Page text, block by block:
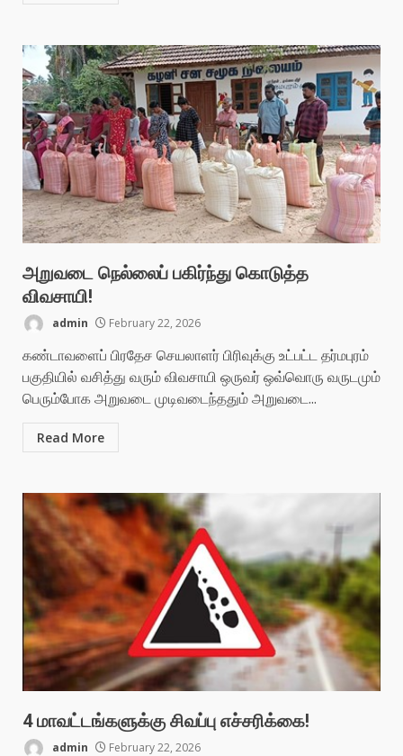
அறுவடை நெல்லைப் பகிர்ந்து கொடுத்த
விவசாயி!
admin February 22, 2026
கண்டாவளைப் பிரதேச செயலாளர் பிரிவுக்கு உட்பட்ட தர்மபுரம்
பகுதியில் வசித்து வரும் விவசாயி ஒருவர் ஒவ்வொரு வருடமும்
பெரும்போக அறுவடை முடிவடைந்ததும் அறுவடை...
Read More
4 மாவட்டங்களுக்கு சிவப்பு எச்சரிக்கை!
admin February 22, 2026